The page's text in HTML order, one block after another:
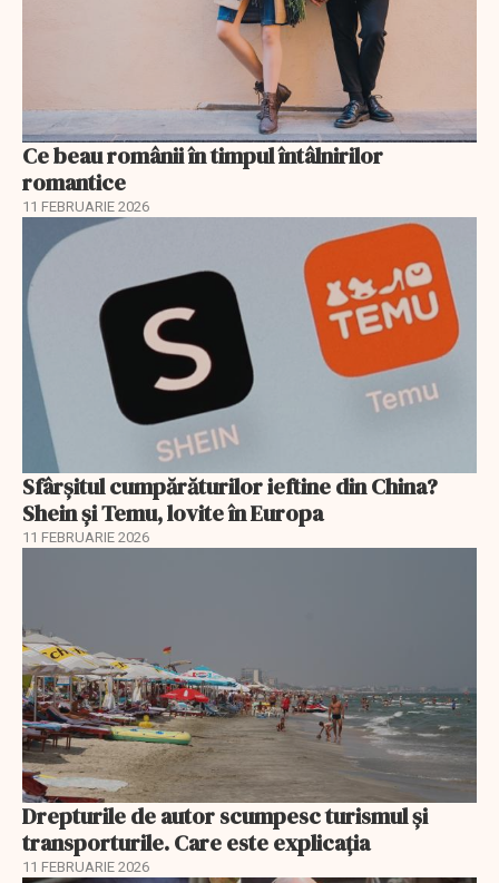
Ce beau românii în timpul întâlnirilor
romantice
11 FEBRUARIE 2026
Sfârșitul cumpărăturilor ieftine din China?
Shein și Temu, lovite în Europa
11 FEBRUARIE 2026
Drepturile de autor scumpesc turismul și
transporturile. Care este explicația
11 FEBRUARIE 2026